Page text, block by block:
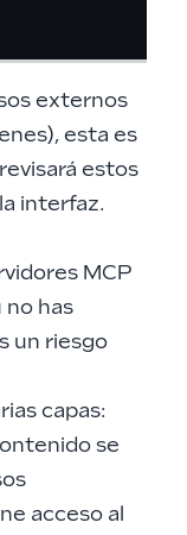
externos
esta es
estos
interfaz.
MCP
has
un riesgo
capas:
se
acceso al